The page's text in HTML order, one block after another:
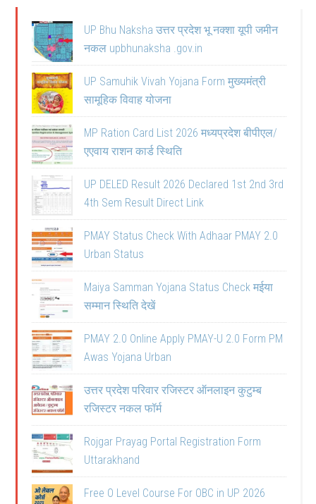
UP Bhu Naksha उत्तर प्रदेश भू नक्शा यूपी जमीन
नकल upbhunaksha .gov.in
UP Samuhik Vivah Yojana Form मुख्यमंत्री
सामूहिक विवाह योजना
MP Ration Card List 2026 मध्यप्रदेश बीपीएल/
एएवाय राशन कार्ड स्थिति
UP DELED Result 2026 Declared 1st 2nd 3rd
4th Sem Result Direct Link
PMAY Status Check With Adhaar PMAY 2.0
Urban Status
Maiya Samman Yojana Status Check मईया
सम्मान स्थिति देखें
PMAY 2.0 Online Apply PMAY-U 2.0 Form PM
Awas Yojana Urban
उत्तर प्रदेश परिवार रजिस्टर ऑनलाइन कुटुम्ब
रजिस्टर नकल फॉर्म
Rojgar Prayag Portal Registration Form
Uttarakhand
Free O Level Course For OBC in UP 2026